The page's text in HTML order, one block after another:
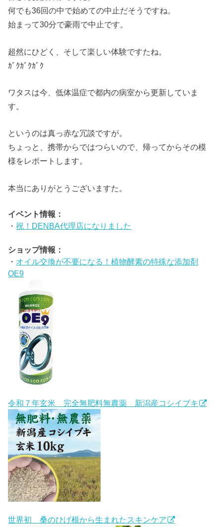
何でも36回の中で始めての中止だそうですね。
始まって30分で豪雨で中止です。
超然にひどく、そして楽しい体験ですたね。
ｶﾞｸｶﾞｸｶﾞｸ
ワタスは今、低体温症で都内の病室から更新していま
す。
というのは真っ赤な冗談ですが。
ちょっと、携帯からではつらいので、帰ってからその模
様をレポートします。
本当にありがとうございますた。
イベント情報：
・祝！DENBA代理店になりました
ショップ情報：
・ オイル交換が不要になる！植物酵素の特殊な添加剤
OE9
令和７年玄米 完全無肥料無農薬 新潟産コシイブキ
世界初 桑のひげ根から生まれたスキンケア